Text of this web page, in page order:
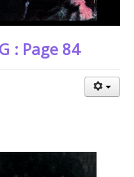
: Page 84